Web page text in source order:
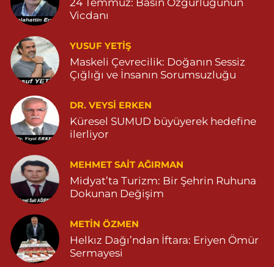
Dursun Eczanesi
BAHÇEBAŞI MAHALLE SELAHATTİN EYYUBİ CADDESİ NO:29
0 (482) 381 28 01 Yol Tarifi Al
Abak Eczanesi
KALE MAHALLE AMED CADDE NO:204 Z1 04822514279
0 (482) 251 42 79 Yol Tarifi Al
Vicdanı
YUSUF YETİŞ
Maskeli Çevrecilik: Doğanın Sessiz
Çığlığı ve İnsanın Sorumsuzluğu
DR. VEYSI ERKEN
Küresel SUMUD büyüyerek hedefine
ilerliyor
MEHMET SAIT AĞIRMAN
Midyat’ta Turizm: Bir Şehrin Ruhuna
Dokunan Değişim
METIN ÖZMEN
Helkız Dağı’ndan İftara: Eriyen Ömür
Sermayesi